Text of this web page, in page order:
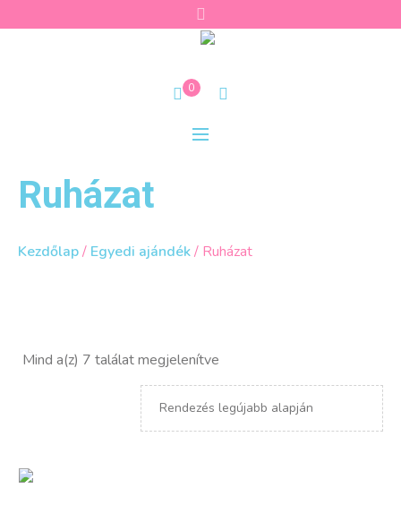
0
Ruházat
Kezdőlap/ Egyedi ajándék/ Ruházat
Mind a(z) 7 találat megjelenítve
by
latest